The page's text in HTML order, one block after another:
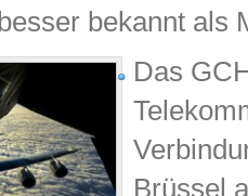
bekannt als
Das
Brüssel